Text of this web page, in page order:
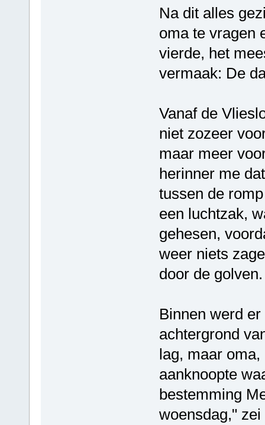
Na dit alles
oma te vragen
vierde, het
vermaak: De
Vanaf de
niet zozeer
maar meer
herinner me
tussen de
een luchtzak,
gehesen,
weer niets
door de golven.
Binnen werd
achtergrond
lag, maar
aanknoopte
bestemming
woensdag,"